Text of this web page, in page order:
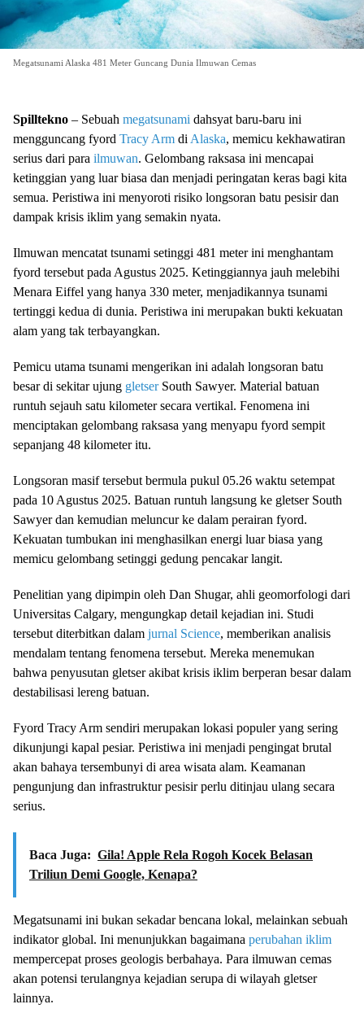
Megatsunami Alaska 481 Meter Guncang Dunia Ilmuwan Cemas
Spilltekno – Sebuah megatsunami dahsyat baru-baru ini
mengguncang fyord Tracy Arm di Alaska, memicu kekhawatiran
serius dari para ilmuwan. Gelombang raksasa ini mencapai
ketinggian yang luar biasa dan menjadi peringatan keras bagi kita
semua. Peristiwa ini menyoroti risiko longsoran batu pesisir dan
dampak krisis iklim yang semakin nyata.
Ilmuwan mencatat tsunami setinggi 481 meter ini menghantam
fyord tersebut pada Agustus 2025. Ketinggiannya jauh melebihi
Menara Eiffel yang hanya 330 meter, menjadikannya tsunami
tertinggi kedua di dunia. Peristiwa ini merupakan bukti kekuatan
alam yang tak terbayangkan.
Pemicu utama tsunami mengerikan ini adalah longsoran batu
besar di sekitar ujung gletserSouth Sawyer. Material batuan
runtuh sejauh satu kilometer secara vertikal. Fenomena ini
menciptakan gelombang raksasa yang menyapu fyord sempit
sepanjang 48 kilometer itu.
Longsoran masif tersebut bermula pukul 05.26 waktu setempat
pada 10 Agustus 2025. Batuan runtuh langsung ke gletser South
Sawyer dan kemudian meluncur ke dalam perairan fyord.
Kekuatan tumbukan ini menghasilkan energi luar biasa yang
memicu gelombang setinggi gedung pencakar langit.
Penelitian yang dipimpin oleh Dan Shugar, ahli geomorfologi dari
Universitas Calgary, mengungkap detail kejadian ini. Studi
tersebut diterbitkan dalam jurnal Science, memberikan analisis
mendalam tentang fenomena tersebut. Mereka menemukan
bahwa penyusutan gletser akibat krisis iklim berperan besar dalam
destabilisasi lereng batuan.
Fyord Tracy Arm sendiri merupakan lokasi populer yang sering
dikunjungi kapal pesiar. Peristiwa ini menjadi pengingat brutal
akan bahaya tersembunyi di area wisata alam. Keamanan
pengunjung dan infrastruktur pesisir perlu ditinjau ulang secara
serius.
Baca Juga: Gila! Apple Rela Rogoh Kocek Belasan
Triliun Demi Google, Kenapa?
Megatsunami ini bukan sekadar bencana lokal, melainkan sebuah
indikator global. Ini menunjukkan bagaimana perubahan iklim
mempercepat proses geologis berbahaya. Para ilmuwan cemas
akan potensi terulangnya kejadian serupa di wilayah gletser
lainnya.